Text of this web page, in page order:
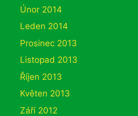
Únor 2014
Leden 2014
Prosinec 2013
Listopad 2013
Říjen 2013
Květen 2013
Září 2012